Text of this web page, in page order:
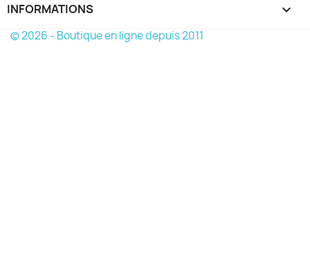
INFORMATIONS keyboard_arrow_down
© 2026 - Boutique en ligne depuis 2011